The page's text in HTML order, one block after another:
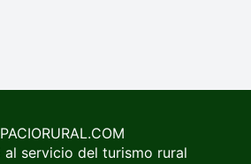
al servicio del turismo rural